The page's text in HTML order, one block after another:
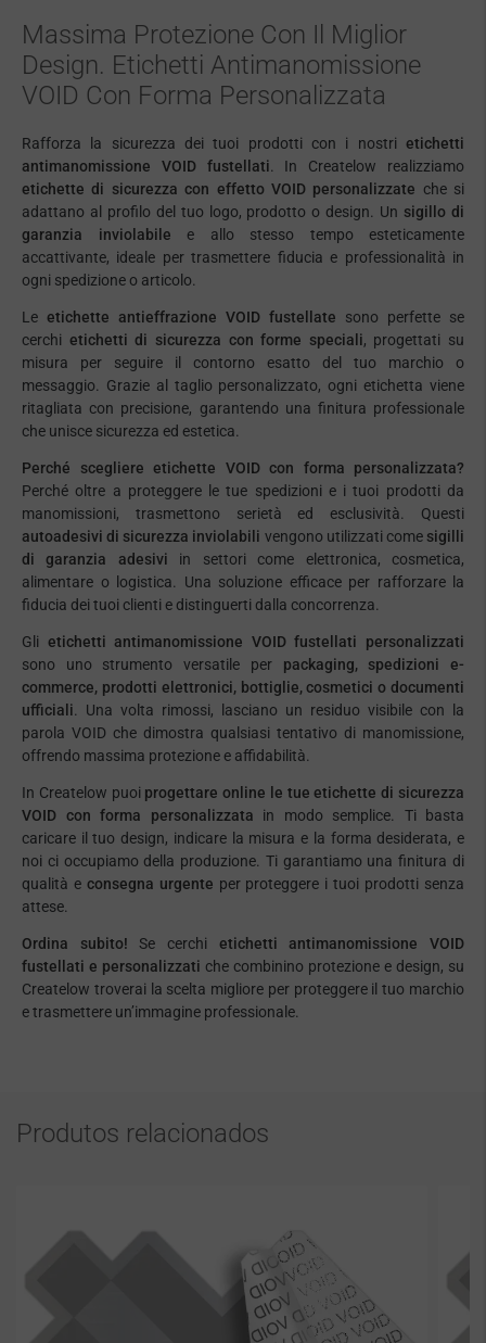
Massima Protezione Con Il Miglior
Design. Etichetti Antimanomissione
VOID Con Forma Personalizzata
Rafforza la sicurezza dei tuoi prodotti con i nostri etichetti
antimanomissione VOID fustellati. In Createlow realizziamo
etichette di sicurezza con effetto VOID personalizzate che si
adattano al profilo del tuo logo, prodotto o design. Un sigillo di
garanzia inviolabile e allo stesso tempo esteticamente
accattivante, ideale per trasmettere fiducia e professionalità in
ogni spedizione o articolo.
Le etichette antieffrazione VOID fustellate sono perfette se
cerchi etichetti di sicurezza con forme speciali, progettati su
misura per seguire il contorno esatto del tuo marchio o
messaggio. Grazie al taglio personalizzato, ogni etichetta viene
ritagliata con precisione, garantendo una finitura professionale
che unisce sicurezza ed estetica.
Perché scegliere etichette VOID con forma personalizzata?
Perché oltre a proteggere le tue spedizioni e i tuoi prodotti da
manomissioni, trasmettono serietà ed esclusività. Questi
autoadesivi di sicurezza inviolabili vengono utilizzati come sigilli
di garanzia adesivi in settori come elettronica, cosmetica,
alimentare o logistica. Una soluzione efficace per rafforzare la
fiducia dei tuoi clienti e distinguerti dalla concorrenza.
Gli etichetti antimanomissione VOID fustellati personalizzati
sono uno strumento versatile per packaging, spedizioni e-
commerce, prodotti elettronici, bottiglie, cosmetici o documenti
ufficiali. Una volta rimossi, lasciano un residuo visibile con la
parola VOID che dimostra qualsiasi tentativo di manomissione,
offrendo massima protezione e affidabilità.
In Createlow puoi progettare online le tue etichette di sicurezza
VOID con forma personalizzata in modo semplice. Ti basta
caricare il tuo design, indicare la misura e la forma desiderata, e
noi ci occupiamo della produzione. Ti garantiamo una finitura di
qualità e consegna urgente per proteggere i tuoi prodotti senza
attese.
Ordina subito! Se cerchi etichetti antimanomissione VOID
fustellati e personalizzati che combinino protezione e design, su
Createlow troverai la scelta migliore per proteggere il tuo marchio
e trasmettere un’immagine professionale.
Produtos relacionados